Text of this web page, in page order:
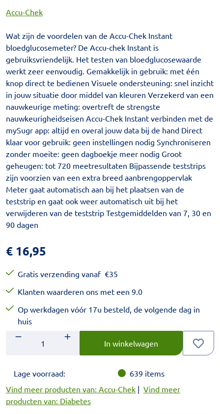
Accu-Chek
Wat zijn de voordelen van de Accu-Chek Instant
bloedglucosemeter? De Accu-chek Instant is
gebruiksvriendelijk. Het testen van bloedglucosewaarde
werkt zeer eenvoudig. Gemakkelijk in gebruik: met één
knop direct te bedienen Visuele ondersteuning: snel inzicht
in jouw situatie door middel van kleuren Verzekerd van een
nauwkeurige meting: overtreft de strengste
nauwkeurigheidseisen Accu-Chek Instant verbinden met de
mySugr app: altijd en overal jouw data bij de hand Direct
klaar voor gebruik: geen instellingen nodig Synchroniseren
zonder moeite: geen dagboekje meer nodig Groot
geheugen: tot 720 meetresultaten Bijpassende teststrips
zijn voorzien van een extra breed aanbrengoppervlak
Meter gaat automatisch aan bij het plaatsen van de
teststrip en gaat ook weer automatisch uit bij het
verwijderen van de teststrip Testgemiddelden van 7, 30 en
90 dagen
€ 16,95
Gratis verzending vanaf €35
Klanten waarderen ons met een 9.0
Op werkdagen vóór 17u besteld, de volgende dag in
huis
Aantal
Voer het gewenste aantal in.
In winkelwagen
Lage voorraad: 639 items
Vind meer producten van: Accu-Chek | Vind meer
producten van: Diabetes